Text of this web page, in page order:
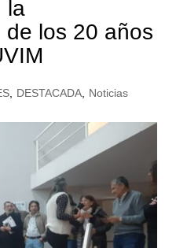
la
de los 20 años
, DESTACADA, Noticias